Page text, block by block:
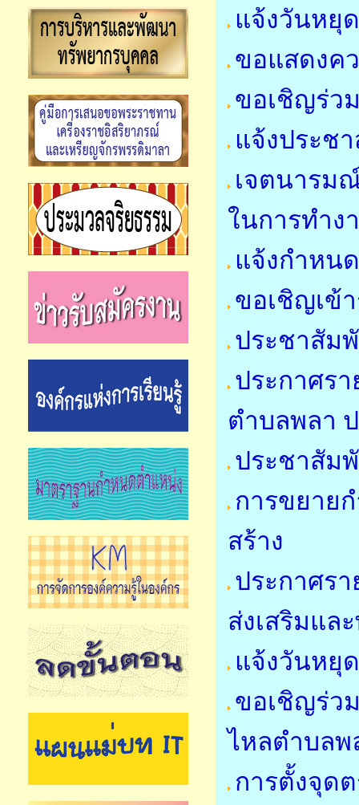
แจ้งวันหยุ
ขอแสดงค
ขอเชิญร่ว
แจ้งประช
เจตนารม
ในการทำง
แจ้งกำหน
ขอเชิญเข้
ประชาสัม
ประกาศร
ตำบลพลา
ประชาสัม
การขยาย
สร้าง
ประกาศร
ส่งเสริมแ
แจ้งวันหยุ
ขอเชิญร่ว
ไหลตำบล
การตั้งจุด